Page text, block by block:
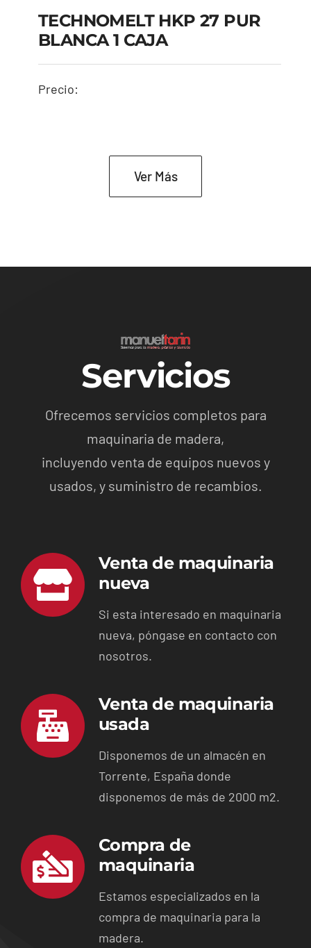
TECHNOMELT HKP 27
PUR BLANCA 1 CAJA
TECHNOMELT HKP 27 PUR
BLANCA 1 CAJA
Precio:
Ver Más
Servicios
Ofrecemos servicios completos para
maquinaria de madera,
incluyendo venta de equipos nuevos y
usados, y suministro de recambios.
Venta de maquinaria
nueva
Si esta interesado en maquinaria
nueva, póngase en contacto con
nosotros.
Venta de maquinaria
usada
Disponemos de un almacén en
Torrente, España donde
disponemos de más de 2000 m2.
Compra de
maquinaria
Estamos especializados en la
compra de maquinaria para la
madera.